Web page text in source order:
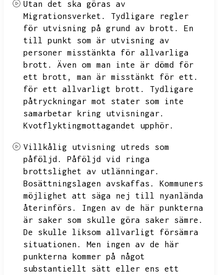
Utan det ska göras av
Migrationsverket.
Tydligare regler
för utvisning på grund av brott.
En
till punkt som är utvisning av
personer misstänkta för allvarliga
brott.
Även om man inte är dömd för
ett brott,
man är misstänkt för ett.
för ett allvarligt brott.
Tydligare
påtryckningar mot stater som inte
samarbetar kring utvisningar.
Kvotflyktingmottagandet upphör.
Villkålig utvisning utreds som
påföljd.
Påföljd vid ringa
brottslighet av utlänningar.
Bosättningslagen avskaffas.
Kommuners
möjlighet att säga nej till nyanlända
återinförs.
Ingen av de här punkterna
är saker som skulle göra saker sämre.
De skulle liksom allvarligt försämra
situationen.
Men ingen av de här
punkterna kommer på något
substantiellt sätt eller ens ett